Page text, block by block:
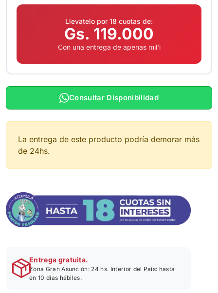
Llevatelo por 18 cuotas de:
Gs. 119.000
Con una entrega de apenas mil'i
Consultar Disponibilidad
La entrega de este producto podría demorar más
de 24hs.
Entrega gratuita.
Zona Gran Asunción: 24 hs. Interior del País: hasta
en 10 días hábiles.